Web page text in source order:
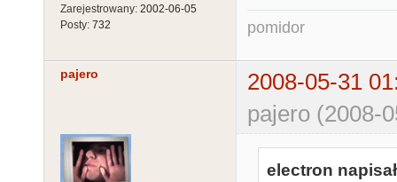
Zarejestrowany: 2002-06-05
Posty: 732 pomidor
pajero
2008-05-31
pajero (2008-
electron